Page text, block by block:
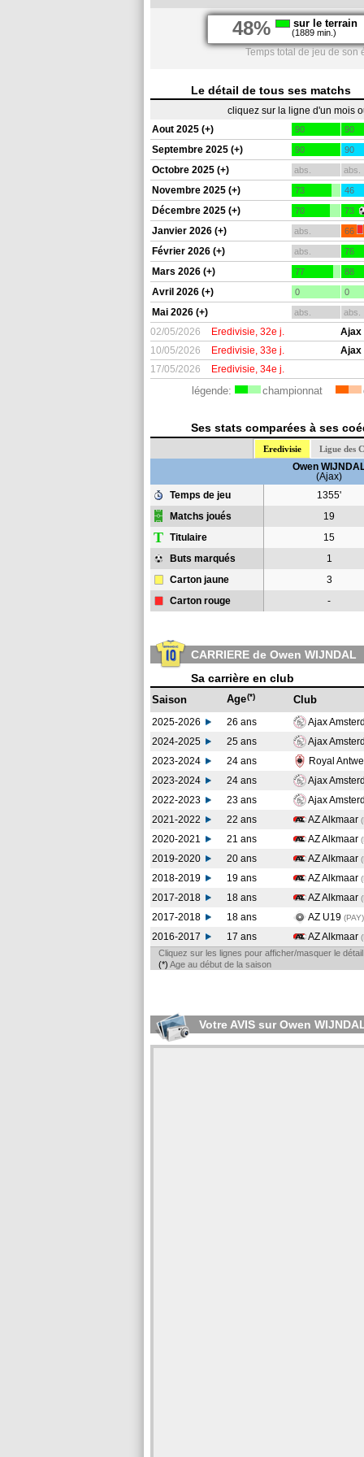
48% sur le terrain
(1889 min.)
Temps total de jeu de son
Le détail de tous ses matchs
cliquez sur la ligne d'un mois
Aout 2025 (+)
90 90
Septembre 2025 (+) 90 90
Octobre 2025 (+) abs. abs.
Novembre 2025 (+) 73 46
Décembre 2025 (+) 70 73
Janvier 2026 (+) abs. 66
Février 2026 (+) abs. 76
Mars 2026 (+) 77 88
Avril 2026 (+) 0 0
Mai 2026 (+) abs. abs.
02/05/2026 Eredivisie, 32e j. Ajax
10/05/2026
Eredivisie, 33e j. Ajax
17/05/2026
Eredivisie, 34e j.
légende: championnat
Ses stats comparées à ses
Eredivisie Ligue des
Owen
(Ajax)
Temps de jeu
1355'
Matchs joués 19
T Titulaire 15
Buts marqués 1
Carton jaune 3
Carton rouge -
CARRIERE de Owen WIJNDAL
Sa carrière en club
Saison Age(*) Club
2025-2026 26 ans Ajax
2024-2025
25 ans Ajax
2023-2024
24 ans Royal
2023-2024
24 ans Ajax
2022-2023
23 ans Ajax
2021-2022
22 ans AZ Alkmaar
2020-2021
21 ans AZ Alkmaar
2019-2020
20 ans AZ Alkmaar
2018-2019
19 ans AZ Alkmaar
2017-2018
18 ans AZ Alkmaar
2017-2018
18 ans AZ U19 (PAY)
2016-2017
17 ans AZ Alkmaar
Cliquez sur les lignes pour afficher/masquer le
(*) Age au début de la saison
Votre AVIS sur Owen